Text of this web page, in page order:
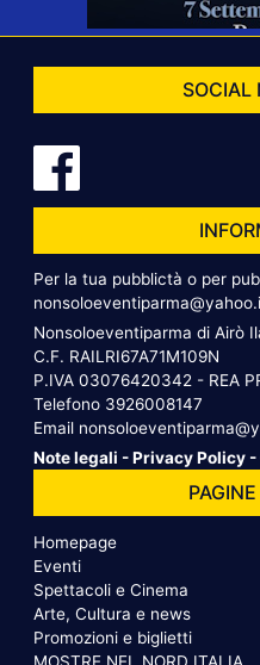
SOCIAL
Per la tua pubblictà o per
Nonsoloeventiparma di Airò
C.F. RAILRI67A71M109N
P.IVA 03076420342 - REA
Telefono 3926008147
Email
Note legali -Privacy Policy -
Homepage
Eventi
Spettacoli e Cinema
Arte, Cultura e news
Promozioni e biglietti